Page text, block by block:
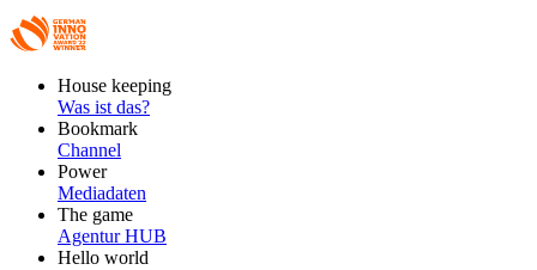
FooterHouse keeping
Was ist das?
Bookmark
Channel
Power
Mediadaten
The game
Agentur HUB
Hello world